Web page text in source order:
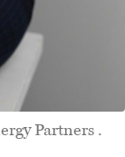
Partners .